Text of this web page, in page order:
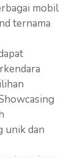
mobil
ternama
unik dan